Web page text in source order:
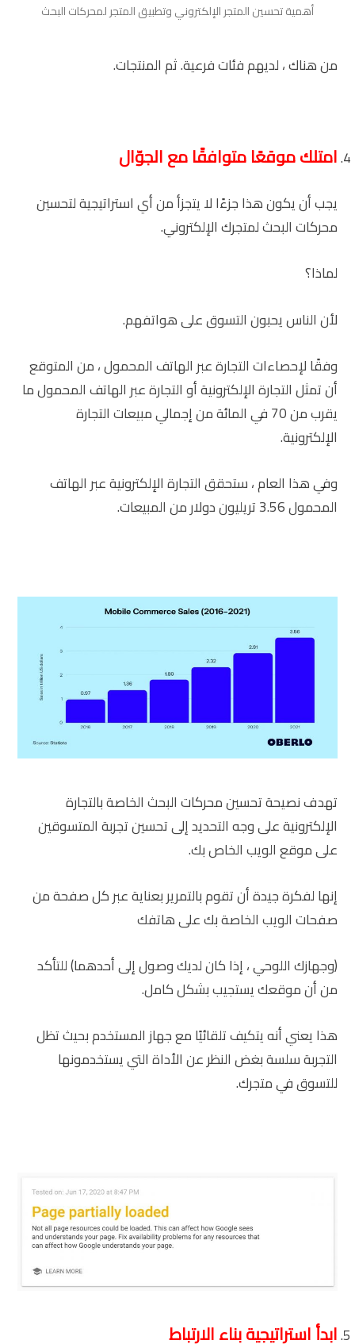
أهمية تحسين المتجر الإلكتروني وتطبيق المتجر لمحركات البحث
من هناك ، لديهم فئات فرعية. ثم المنتجات.
امتلك موقعًا متوافقًا مع الجوّال
يجب أن يكون هذا جزءًا لا يتجزأ من أي استراتيجية لتحسين
محركات البحث لمتجرك الإلكتروني.
لماذا؟
لأن الناس يحبون التسوق على هواتفهم.
وفقًا لإحصاءات التجارة عبر الهاتف المحمول ، من المتوقع
أن تمثل التجارة الإلكترونية أو التجارة عبر الهاتف المحمول ما
يقرب من 70 في المائة من إجمالي مبيعات التجارة
الإلكترونية.
وفي هذا العام ، ستحقق التجارة الإلكترونية عبر الهاتف
المحمول 3.56 تريليون دولار من المبيعات.
تهدف نصيحة تحسين محركات البحث الخاصة بالتجارة
الإلكترونية على وجه التحديد إلى تحسين تجربة المتسوقين
على موقع الويب الخاص بك.
إنها لفكرة جيدة أن تقوم بالتمرير بعناية عبر كل صفحة من
صفحات الويب الخاصة بك على هاتفك
(وجهازك اللوحي ، إذا كان لديك وصول إلى أحدهما) للتأكد
من أن موقعك يستجيب بشكل كامل.
هذا يعني أنه يتكيف تلقائيًا مع جهاز المستخدم بحيث تظل
التجربة سلسة بغض النظر عن الأداة التي يستخدمونها
للتسوق في متجرك.
ابدأ استراتيجية بناء الارتباط